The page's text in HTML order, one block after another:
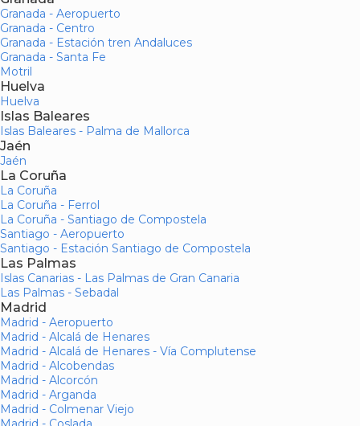
Granada - Aeropuerto
Granada - Centro
Granada - Estación tren Andaluces
Granada - Santa Fe
Motril
Huelva
Huelva
Islas Baleares
Islas Baleares - Palma de Mallorca
Jaén
Jaén
La Coruña
La Coruña
La Coruña - Ferrol
La Coruña - Santiago de Compostela
Santiago - Aeropuerto
Santiago - Estación Santiago de Compostela
Las Palmas
Islas Canarias - Las Palmas de Gran Canaria
Las Palmas - Sebadal
Madrid
Madrid - Aeropuerto
Madrid - Alcalá de Henares
Madrid - Alcalá de Henares - Vía Complutense
Madrid - Alcobendas
Madrid - Alcorcón
Madrid - Arganda
Madrid - Colmenar Viejo